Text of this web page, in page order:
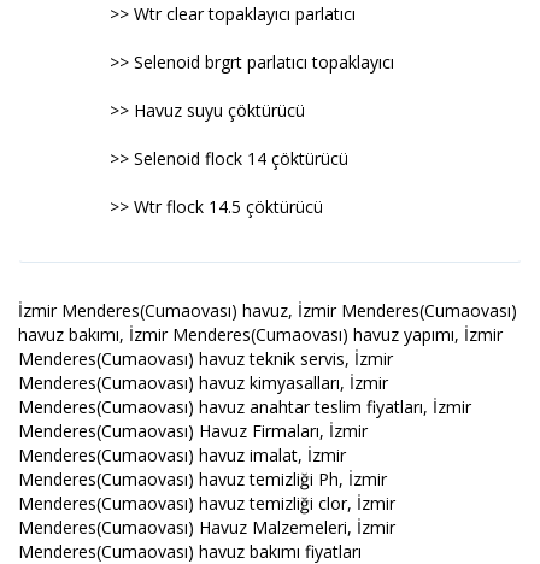
>> Wtr clear topaklayıcı parlatıcı
>> Selenoid brgrt parlatıcı topaklayıcı
>> Havuz suyu çöktürücü
>> Selenoid flock 14 çöktürücü
>> Wtr flock 14.5 çöktürücü
İzmir Menderes(Cumaovası) havuz, İzmir Menderes(Cumaovası)
havuz bakımı, İzmir Menderes(Cumaovası) havuz yapımı, İzmir
Menderes(Cumaovası) havuz teknik servis, İzmir
Menderes(Cumaovası) havuz kimyasalları, İzmir
Menderes(Cumaovası) havuz anahtar teslim fiyatları, İzmir
Menderes(Cumaovası) Havuz Firmaları, İzmir
Menderes(Cumaovası) havuz imalat, İzmir
Menderes(Cumaovası) havuz temizliği Ph, İzmir
Menderes(Cumaovası) havuz temizliği clor, İzmir
Menderes(Cumaovası) Havuz Malzemeleri, İzmir
Menderes(Cumaovası) havuz bakımı fiyatları